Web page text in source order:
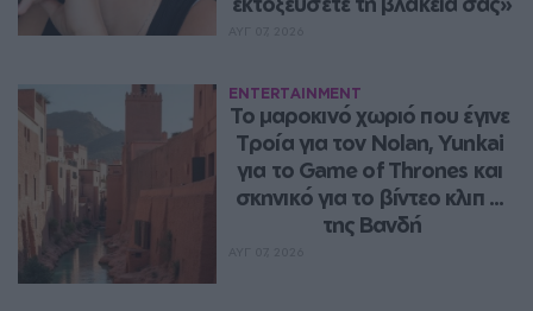
ENTERTAINMENT
Το μαροκινό χωριό που έγινε
Τροία για τον Nolan, Yunkai
για το Game of Thrones και
σκηνικό για το βίντεο κλιπ ...
της Βανδή